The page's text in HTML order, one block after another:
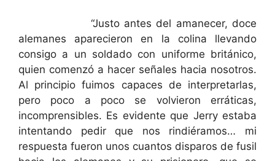
“Justo antes del amanecer, doce
alemanes aparecieron en la colina llevando
consigo a un soldado con uniforme británico,
quien comenzó a hacer señales hacia nosotros.
Al principio fuimos capaces de interpretarlas,
pero poco a poco se volvieron erráticas,
incomprensibles. Es evidente que Jerry estaba
intentando pedir que nos rindiéramos… mi
respuesta fueron unos cuantos disparos de fusil